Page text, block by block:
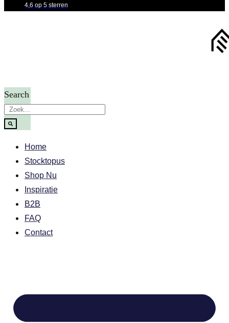
4,6 op 5 sterren
Search
Home
Stocktopus
Shop Nu
Inspiratie
B2B
FAQ
Contact